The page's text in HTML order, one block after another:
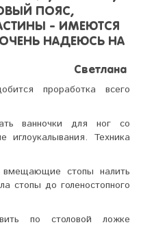
ПОЯС,
- ИМЕЮТСЯ
НАДЕЮСЬ НА
Светлана
проработка всего
ванночки для ног со
Техника
стопы налить
стопы до голеностопного
по столовой ложке